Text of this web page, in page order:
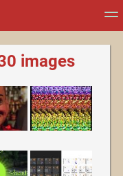
Quotidien Flux
images